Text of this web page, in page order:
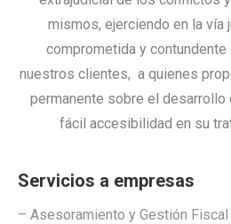
mismos, ejerciendo en la vía
comprometida y
nuestros clientes, a quienes
permanente sobre el
fácil accesibilidad en su
Servicios a empresas
– Asesoramiento y Gestión